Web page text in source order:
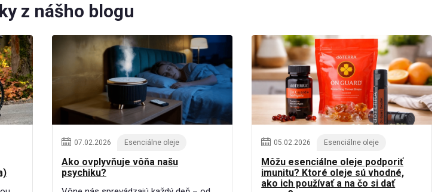
z nášho blogu
07.02.2026 Esenciálne oleje
Ako ovplyvňuje vôňa našu
psychiku?
05.02.2026 Esenciálne oleje
Môžu esenciálne oleje podporiť
imunitu? Ktoré oleje sú vhodné,
ako ich používať a na čo si dať